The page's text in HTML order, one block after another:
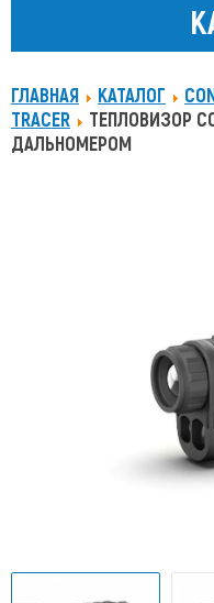
ГЛАВНАЯ КАТАЛОГ
TRACER
ТЕПЛОВИЗОР
ДАЛЬНОМЕРОМ